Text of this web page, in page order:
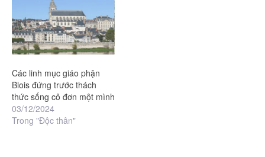
Các linh mục giáo phận
Blois đứng trước thách
thức sống cô đơn một mình
03/12/2024
Trong "Độc thân"